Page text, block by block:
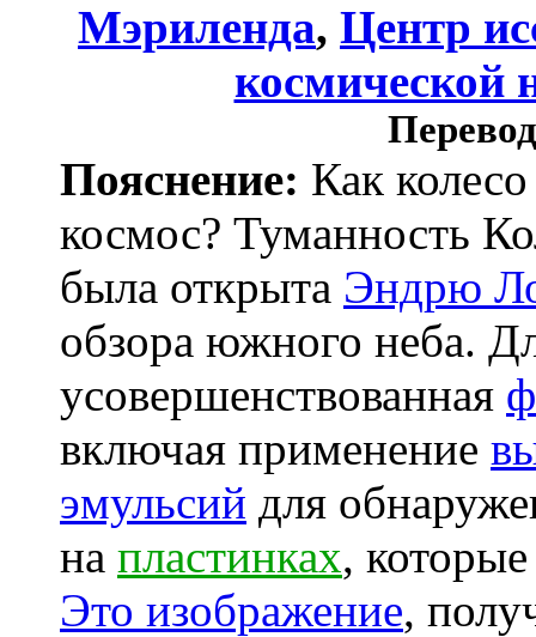
Мэриленда, Центр
космической
Пояснение: Как
космос? Туманность
была открыта Эндрю
обзора южного неба.
усовершенствованная
включая применение
эмульсий для
на пластинках,
Это изображение,